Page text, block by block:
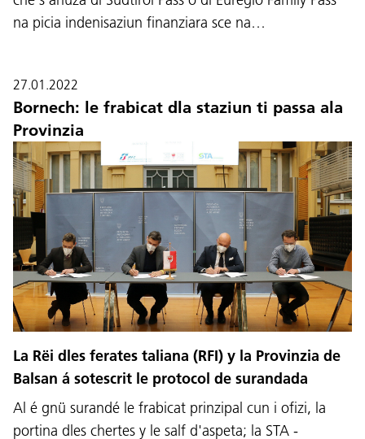
na picia indenisaziun finanziara sce na…
27.01.2022
Bornech: le frabicat dla staziun ti passa ala
Provinzia
La Rëi dles ferates taliana (RFI) y la Provinzia de
Balsan á sotescrit le protocol de surandada
Al é gnü surandé le frabicat prinzipal cun i ofizi, la
portina dles chertes y le salf d'aspeta; la STA -